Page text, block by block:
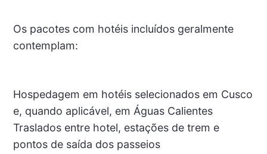
Os pacotes com hotéis incluídos geralmente
contemplam:
Hospedagem em hotéis selecionados em Cusco
e, quando aplicável, em Águas Calientes
Traslados entre hotel, estações de trem e
pontos de saída dos passeios